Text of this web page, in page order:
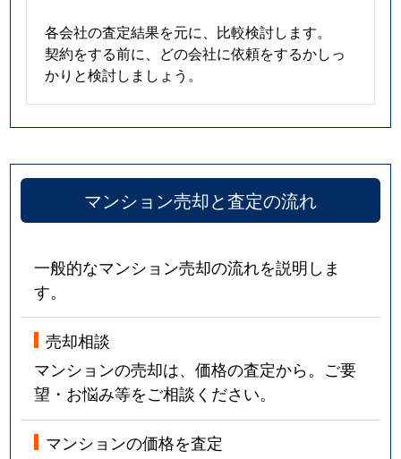
各会社の査定結果を元に、比較検討します。
契約をする前に、どの会社に依頼をするかしっ
かりと検討しましょう。
マンション売却と査定の流れ
一般的なマンション売却の流れを説明しま
す。
売却相談
マンションの売却は、価格の査定から。ご要
望・お悩み等をご相談ください。
マンションの価格を査定